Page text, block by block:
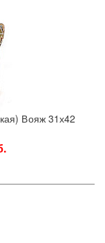
Вояж 31х42